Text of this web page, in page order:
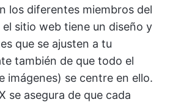
los diferentes miembros del
sitio web tiene un diseño y
que se ajusten a tu
también de que todo el
imágenes) se centre en ello.
se asegura de que cada